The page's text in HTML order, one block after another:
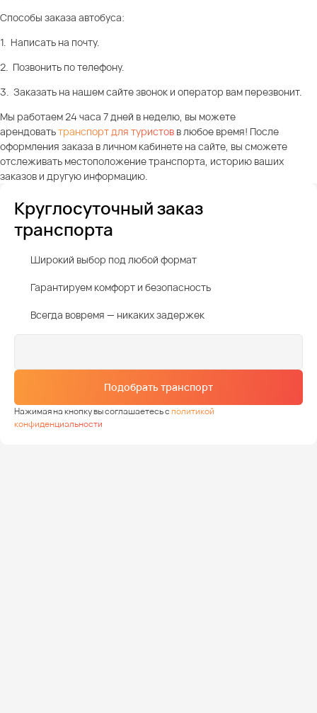
Способы заказа автобуса:
1. Написать на почту.
2. Позвонить по телефону.
3. Заказать на нашем сайте звонок и оператор вам перезвонит.
Мы работаем 24 часа 7 дней в неделю, вы можете
арендоватьтранспорт для туристов в любое время! После
оформления заказа в личном кабинете на сайте, вы сможете
отслеживать местоположение транспорта, историю ваших
заказов и другую информацию.
Круглосуточный заказ
транспорта
Широкий выбор под любой формат
Гарантируем комфорт и безопасность
Всегда вовремя — никаких задержек
Подобрать транспорт
Нажимая на кнопку вы соглашаетесь сполитикой
конфиденциальности